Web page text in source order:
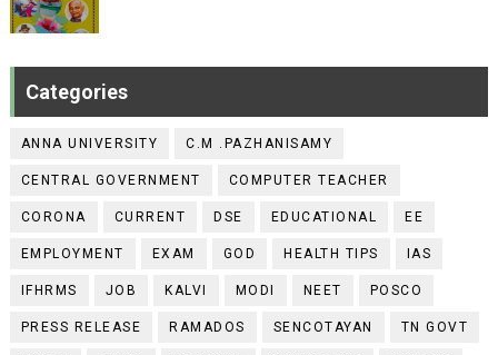
Categories
ANNA UNIVERSITY C.M .PAZHANISAMY
CENTRAL GOVERNMENT COMPUTER TEACHER
CORONA CURRENT DSE EDUCATIONAL EE
EMPLOYMENT EXAM GOD HEALTH TIPS IAS
IFHRMS JOB KALVI MODI NEET POSCO
PRESS RELEASE RAMADOS SENCOTAYAN TN GOVT